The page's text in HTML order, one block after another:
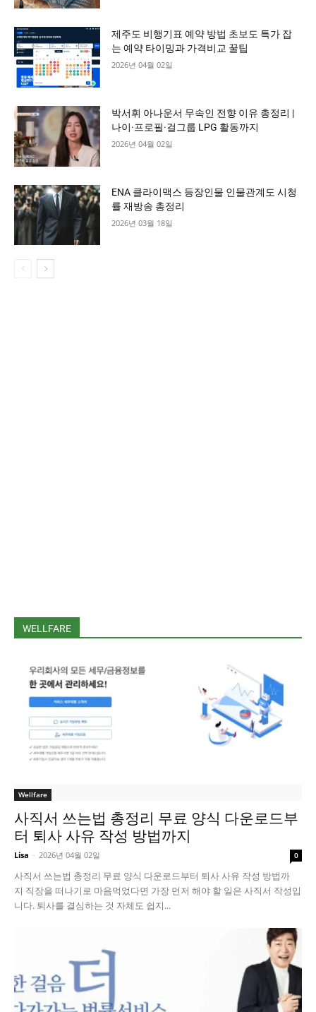
제주도 비행기표 예약 방법 초보도 특가 잡
는 예약 타이밍과 가격비교 꿀팁
2026년 04월 02일
박서휘 아나운서 무속인 전향 이유 총정리 |
나이·프로필·걸그룹 LPG 활동까지
2026년 04월 02일
ENA 클라이맥스 등장인물 인물관계도 시청
률 재방송 총정리
2026년 03월 18일
WELLFARE
Wellfare
사직서 쓰는법 총정리 무료 양식 다운로드부
터 퇴사 사유 작성 방법까지
Lisa - 2026년 04월 02일 0
사직서 쓰는법 총정리 무료 양식 다운로드부터 퇴사 사유 작성 방법까
지 직장을 떠나기로 마음먹었다면 가장 먼저 해야 할 일은 사직서 작성입
니다. 퇴사를 결심하는 것 자체도 쉽지...